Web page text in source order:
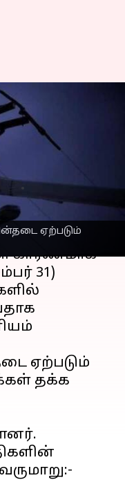
ஏற்படும்
நாளை
காரணமாக
31)
ஏற்படும்
தக்க